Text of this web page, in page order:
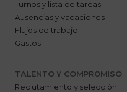
Turnos y lista de tareas
Ausencias y vacaciones
Flujos de trabajo
Gastos
TALENTO Y COMPROMISO
Reclutamiento y selección